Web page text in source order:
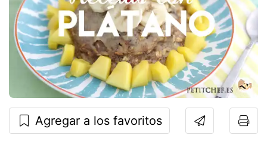
Agregar a los favoritos